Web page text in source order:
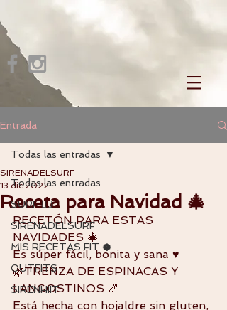
Entrada
Todas las entradas
SURF 🏄‍♀️
SIRENADELSURF
MIS RECETAS FIT 🥥
OUTFITS
SIRENHIIT
Todas las entradas
Receta para Navidad 🎄
SIRENADELSURF
13 dic 2022
RECETÓN PARA ESTAS
NAVIDADES 🎄
Es súper fácil, bonita y sana ♥️
🌿TRENZA DE ESPINACAS Y
LANGOSTINOS 🍤
Está hecha con hojaldre sin gluten,